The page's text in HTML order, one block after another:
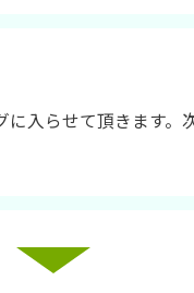
入らせて頂きます